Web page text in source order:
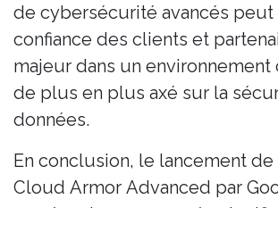
de cybersécurité avancés peut
confiance des clients et
majeur dans un environnement
de plus en plus axé sur la
données.
En conclusion, le lancement de
Cloud Armor Advanced par
représente une avancée